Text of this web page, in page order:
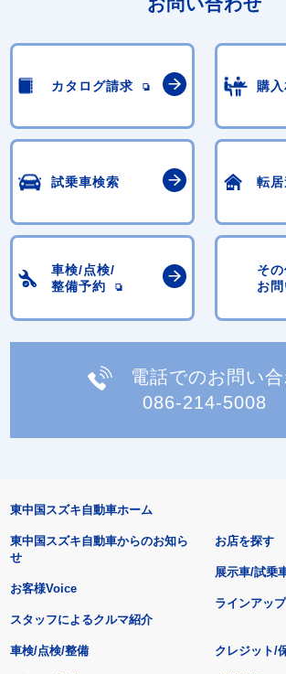
お問い合わせ
カタログ請求 購
試乗車検索 転
車検/点検/
整備予約
そ
お
電話でのお問い
086-214-5008
東中国スズキ自動車ホーム
東中国スズキ自動車からのお知ら
せ
お客様Voice
スタッフによるクルマ紹介
お店を探す
展示車/試乗
ラインアップ
車検/点検/整備 クレジット/